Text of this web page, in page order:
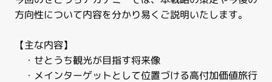
方向性について内容を分かり易くご説明いたします。
【主な内容】
・せとうち観光が目指す将来像
・メインターゲットとして位置づける高付加価値旅行